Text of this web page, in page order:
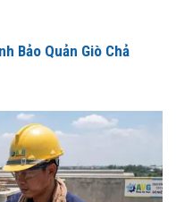
Bảo Quản Giò Chả